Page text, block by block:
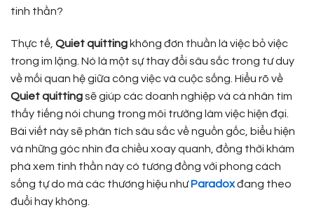
tinh thần?
Thực tế, Quiet quitting không đơn thuần là việc bỏ việc
trong im lặng. Nó là một sự thay đổi sâu sắc trong tư duy
về mối quan hệ giữa công việc và cuộc sống. Hiểu rõ về
Quiet quittingsẽ giúp các doanh nghiệp và cá nhân tìm
thấy tiếng nói chung trong môi trường làm việc hiện đại.
Bài viết này sẽ phân tích sâu sắc về nguồn gốc, biểu hiện
và những góc nhìn đa chiều xoay quanh, đồng thời khám
phá xem tinh thần này có tương đồng với phong cách
sống tự do mà các thương hiệu nhưParadoxđang theo
đuổi hay không.